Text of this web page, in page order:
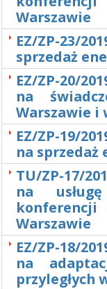
Warszawie
EZ/ZP-23/
sprzedaż
EZ/ZP-20/
na
Warszawie i
EZ/ZP-19/
na
TU/ZP-17/
na
Warszawie
EZ/ZP-18/
na
przyległych